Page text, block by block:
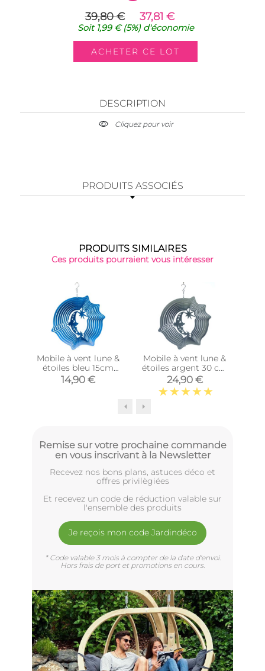
39,80 € 37,81 €
Soit 1,99 €(5%)d'économie
DESCRIPTION
Cliquez pour voir
PRODUITS ASSOCIÉS
PRODUITS SIMILAIRES
Ces produits pourraient vous intéresser
Mobile à vent lune &
étoiles bleu 15cm
(Petit modèle)
14,90 €
Mobile à vent lune &
étoiles argent 30 cm
(Grand modèle)
24,90 €
Remise sur votre prochaine commande
en vous inscrivant à la Newsletter
Recevez nos bons plans, astuces déco et
offres privilègiées
Et recevez un code de réduction valable sur
l'ensemble des produits
Je reçois mon code Jardindéco
* Code valable 3 mois à compter de la date d'envoi.
Hors frais de port et promotions en cours.